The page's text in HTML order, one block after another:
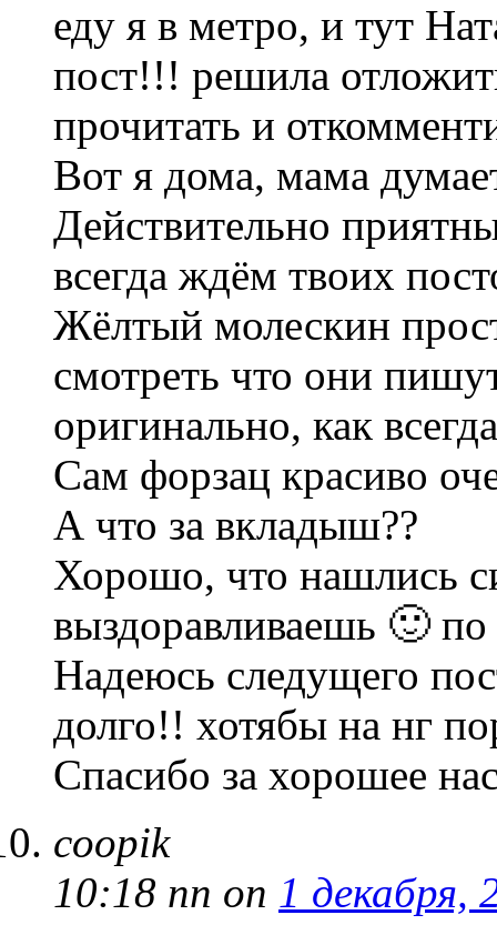
еду я в метро, и тут
пост!!! решила
прочитать и
Вот я дома, мама
Действительно
всегда ждём твоих
Жёлтый молескин
смотреть что они
оригинально, как
Сам форзац красиво
А что за вкладыш??
Хорошо, что нашлись
выздоравливаешь 🙂
Надеюсь следущего
долго!! хотябы на нг
Спасибо за хорошее
coopik
10:18 пп on 1 декабря,